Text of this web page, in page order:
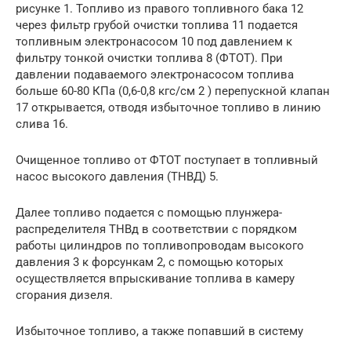
рисунке 1. Топливо из правого топливного бака 12
через фильтр грубой очистки топлива 11 подается
топливным электронасосом 10 под давлением к
фильтру тонкой очистки топлива 8 (ФТОТ). При
давлении подаваемого электронасосом топлива
больше 60-80 КПа (0,6-0,8 кгс/см 2 ) перепускной клапан
17 открывается, отводя избыточное топливо в линию
слива 16.
Очищенное топливо от ФТОТ поступает в топливный
насос высокого давления (ТНВД) 5.
Далее топливо подается с помощью плунжера-
распределителя ТНВд в соответствии с порядком
работы цилиндров по топливопроводам высокого
давления 3 к форсункам 2, с помощью которых
осуществляется впрыскивание топлива в камеру
сгорания дизеля.
Избыточное топливо, а также попавший в систему